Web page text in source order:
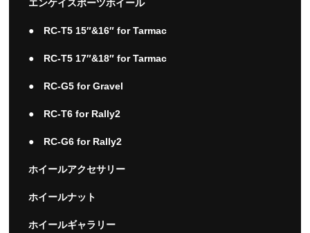
エンケイスポーツホイール
● RC-T5 15″&16″ for Tarmac
● RC-T5 17″&18″ for Tarmac
● RC-G5 for Gravel
● RC-T6 for Rally2
● RC-G6 for Rally2
ホイールアクセサリー
ホイールナット
ホイールギャラリー